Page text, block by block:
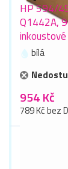
HP 594/
Q1442A,
bílá
954 Kč
789 Kč bez